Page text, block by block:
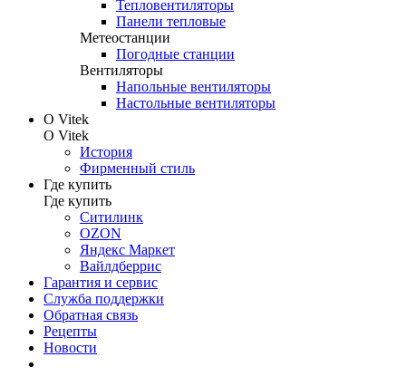
Тепловентиляторы
Панели тепловые
Метеостанции
Погодные станции
Вентиляторы
Напольные вентиляторы
Настольные вентиляторы
О Vitek
О Vitek
История
Фирменный стиль
Где купить
Где купить
Ситилинк
OZON
Яндекс Маркет
Вайлдберрис
Гарантия и сервис
Служба поддержки
Обратная связь
Рецепты
Новости